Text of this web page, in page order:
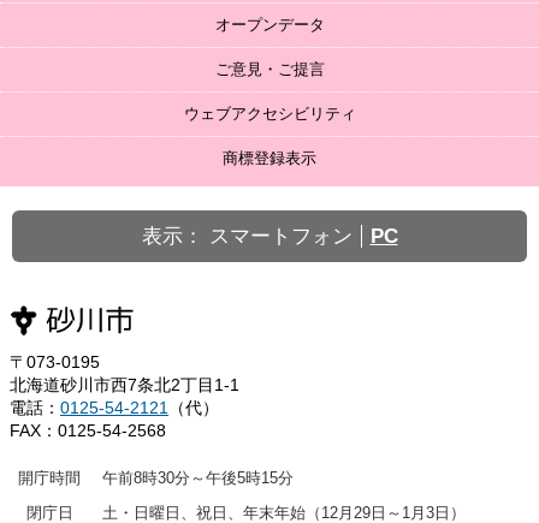
オープンデータ
ご意見・ご提言
ウェブアクセシビリティ
商標登録表示
表示： スマートフォン PC
〒073-0195
北海道砂川市西7条北2丁目1-1
電話： 0125-54-2121
（代）
FAX：0125-54-2568
開庁時間
午前8時30分～午後5時15分
閉庁日
土・日曜日、祝日、年末年始（12月29日～1月3日）